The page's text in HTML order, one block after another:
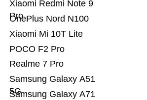
Samsung Galaxy A71
Samsung Galaxy A51
5G
Realme 7 Pro
POCO F2 Pro
Xiaomi Mi 10T Lite
OnePlus Nord N100
Xiaomi Redmi Note 9
Pro